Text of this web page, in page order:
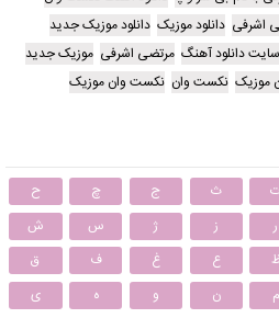
اشرفی دانلود موزیک دانلود موزیک جدید
سایت دانلود آهنگ مرتضی اشرفی موزیک جدید
موزیک نکست وان نکست وان موزیک
ث ج چ
ح
ر ز ژ س
ش
ع غ ف
ق
م ن و ه ی